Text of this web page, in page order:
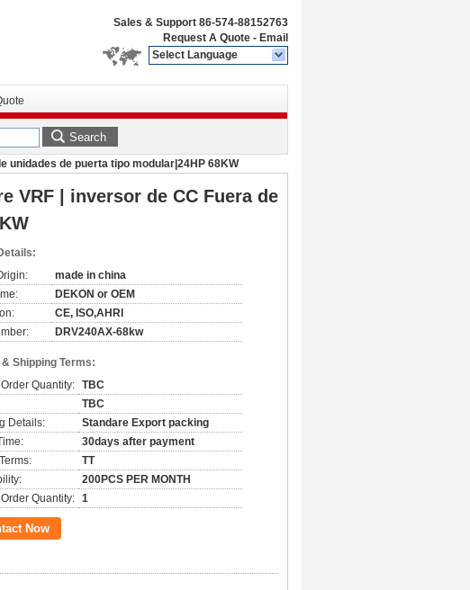
Sales & Support 86-574-88152763
Request A Quote - Email
Select Language
Search
unidades de puerta tipo modular|24HP 68KW
VRF | inversor de CC Fuera de
made in china
DEKON or OEM
CE, ISO,AHRI
DRV240AX-68kw
Shipping Terms:
Quantity: TBC
TBC
Details:
Standare Export packing
30days after payment
TT
200PCS PER MONTH
Quantity: 1
Now